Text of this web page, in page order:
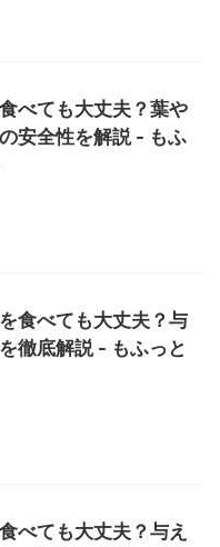
べても大丈夫？葉や
安全性を解説 - もふ
食べても大丈夫？与
徹底解説 - もふっと
べても大丈夫？与え